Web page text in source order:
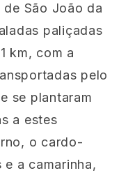
São João da
paliçadas
km, com a
pelo
se plantaram
a estes
o cardo-
a camarinha,